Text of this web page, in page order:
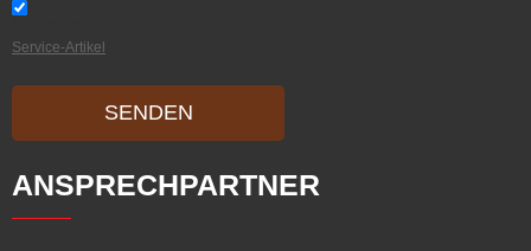
Service-Artikel
SENDEN
ANSPRECHPARTNER